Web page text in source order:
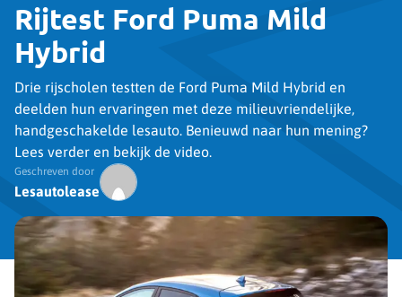
Rijtest Ford Puma Mild
Hybrid
Drie rijscholen testten de Ford Puma Mild Hybrid en
deelden hun ervaringen met deze milieuvriendelijke,
handgeschakelde lesauto. Benieuwd naar hun mening?
Lees verder en bekijk de video.
Geschreven door
Lesautolease